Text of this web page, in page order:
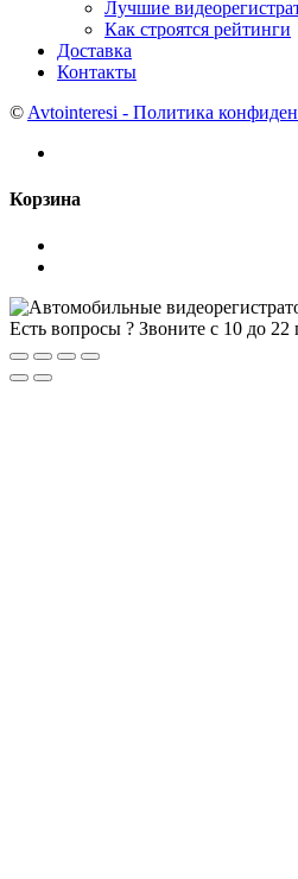
Лучшие
Как строятся рейтинги
Доставка
Контакты
© Avtointeresi - Политика
Корзина
Есть вопросы ? Звоните с 10 до